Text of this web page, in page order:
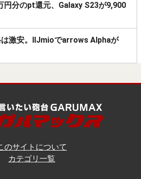
円分のpt還元、Galaxy S23が9,900
は激安。IIJmioでarrows Alphaが
のサイトについて
カテゴリ一覧